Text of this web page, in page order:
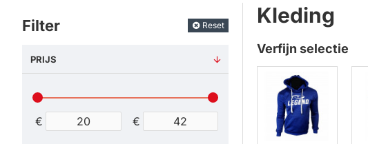
m
e
Filter Reset
PRIJS
€ €
Kleding
Verfijn selectie